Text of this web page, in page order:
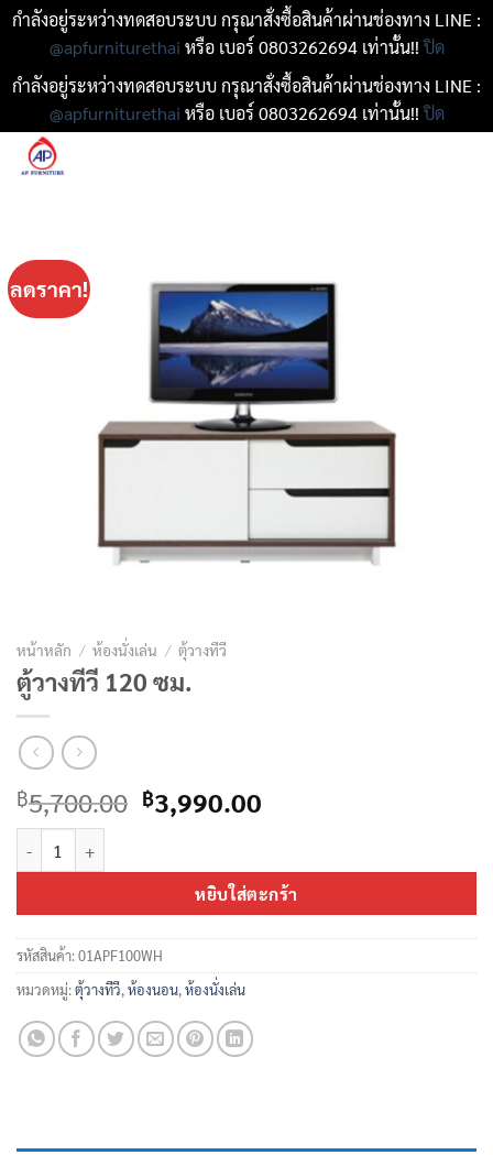
กำลังอยู่ระหว่างทดสอบระบบ กรุณาสั่งซื้อสินค้าผ่านช่องทาง LINE :
@apfurniturethai หรือ เบอร์ 0803262694 เท่านั้น!!ปิด
กำลังอยู่ระหว่างทดสอบระบบ กรุณาสั่งซื้อสินค้าผ่านช่องทาง LINE :
@apfurniturethai หรือ เบอร์ 0803262694 เท่านั้น!!ปิด
ข้าม
ลดราคา!
หน้าหลัก / ห้องนั่งเล่น / ตุ้วางทีวี
ตู้วางทีวี 120 ซม.
฿5,700.00 Original
price
฿5,700.00.
฿3,990.00
฿3,990.00.
หยิบใส่ตะกร้า
รหัสสินค้า:01APF100WH
หมวดหมู่:ตุ้วางทีวี,ห้องนอน,ห้องนั่งเล่น